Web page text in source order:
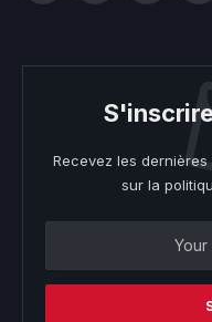
Recevez les
sur la